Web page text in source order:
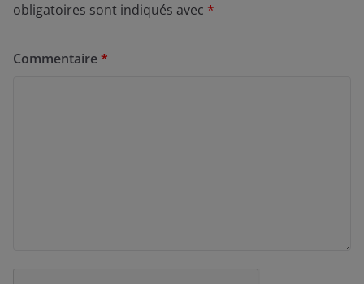
obligatoires sont indiqués avec *
Commentaire*